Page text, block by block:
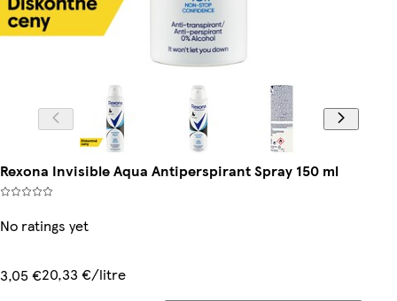
Rexona Invisible Aqua Antiperspirant Spray 150 ml
No ratings yet
3,05 €20,33 €/litre